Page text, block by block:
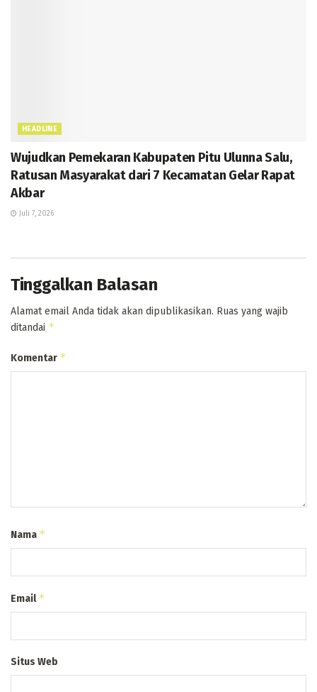
HEADLINE
Wujudkan Pemekaran Kabupaten Pitu Ulunna Salu,
Ratusan Masyarakat dari 7 Kecamatan Gelar Rapat
Akbar
Juli 7, 2026
Tinggalkan Balasan
Alamat email Anda tidak akan dipublikasikan. Ruas yang wajib
ditandai *
Komentar *
Nama *
Email*
Situs Web